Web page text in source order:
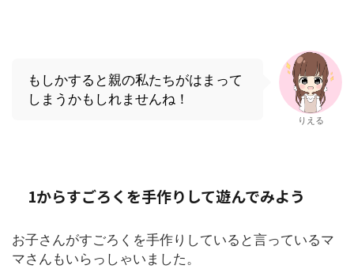
もしかすると親の私たちがはまって
しまうかもしれませんね！
りえる
1からすごろくを手作りして遊んでみよう
お子さんがすごろくを手作りしていると言っているマ
マさんもいらっしゃいました。